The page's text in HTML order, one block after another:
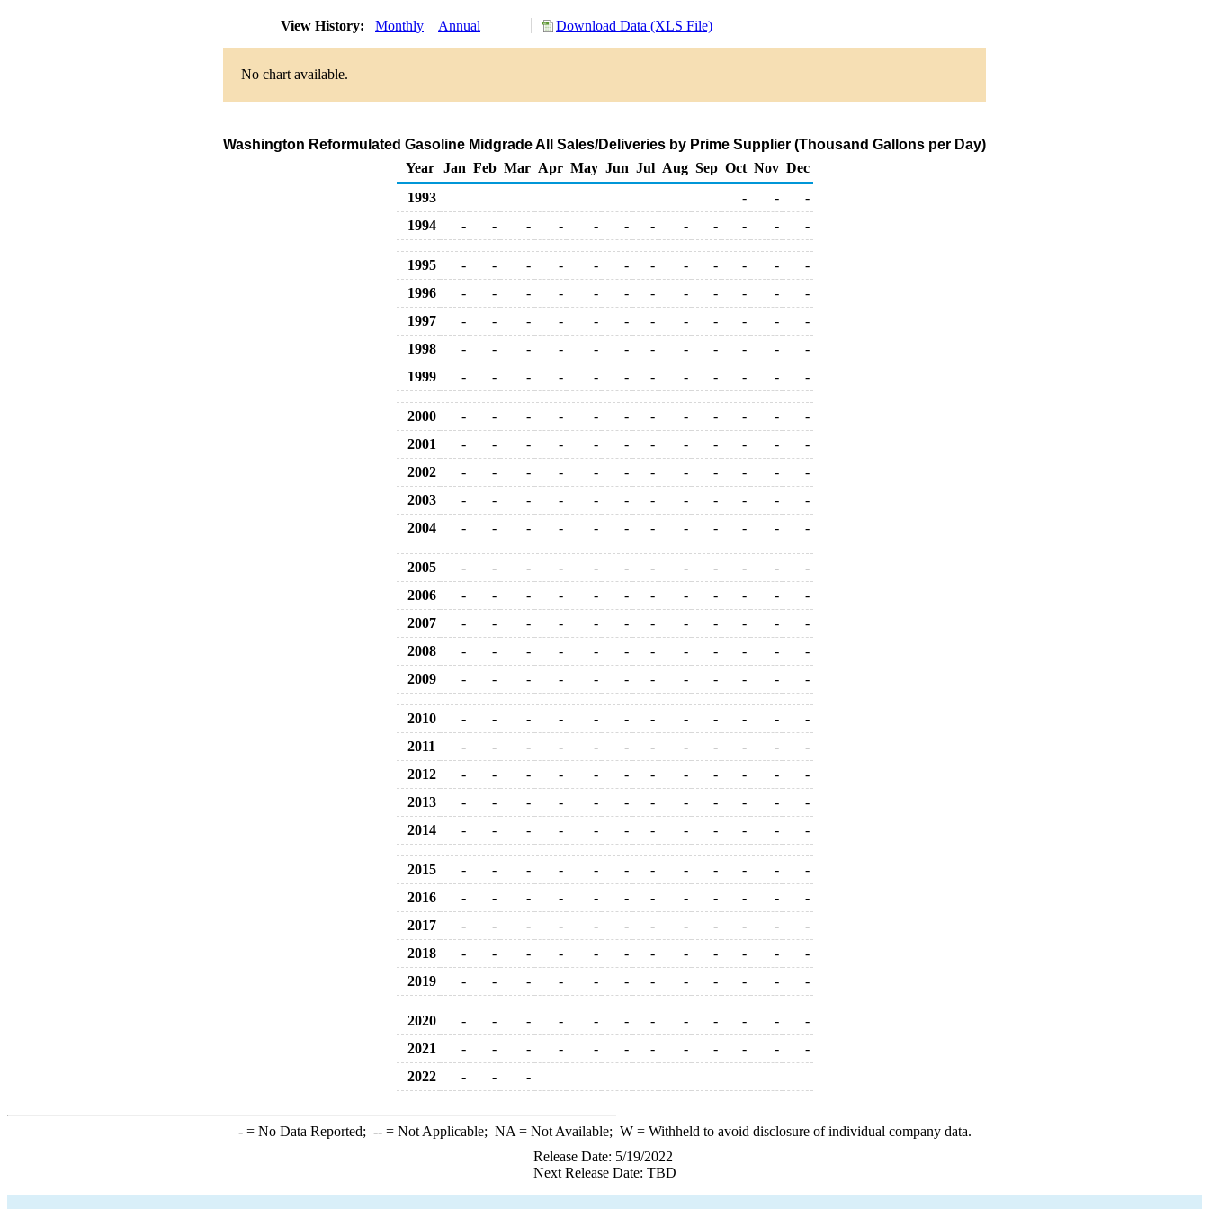
View History: Monthly Annual Download Data (XLS File)
No chart available.
Washington Reformulated Gasoline Midgrade All Sales/Deliveries by Prime Supplier (Thousand Gallons per Day)
Year
Jan Feb Mar Apr May Jun Jul Aug Sep Oct Nov Dec
1993
- -
-
1994
- - - - - - - - - - - -
1995 - - - - - - - - - - -
-
1996
- - - - - - - - - - -
-
1997
- - - - - - - - - - -
-
1998
- - - - - - - - - - -
-
1999
- - - - - - - - - - - -
2000 - - - - - - - - - - -
-
2001
- - - - - - - - - - -
-
2002
- - - - - - - - - - -
-
2003
- - - - - - - - - - -
-
2004
- - - - - - - - - - - -
2005 - - - - - - - - - - -
-
2006
- - - - - - - - - - -
-
2007
- - - - - - - - - - -
-
2008
- - - - - - - - - - -
-
2009
- - - - - - - - - - - -
2010 - - - - - - - - - - -
-
2011
- - - - - - - - - - -
-
2012
- - - - - - - - - - -
-
2013
- - - - - - - - - - -
-
2014
- - - - - - - - - - - -
2015 - - - - - - - - - - -
-
2016
- - - - - - - - - - -
-
2017
- - - - - - - - - - -
-
2018
- - - - - - - - - - -
-
2019
- - - - - - - - - - - -
2020 - - - - - - - - - - -
-
2021
- - - - - - - - - - -
-
2022
- - -
-= No Data Reported; --= Not Applicable; NA = Not Available; W= Withheld to avoid disclosure of individual company data.
Release Date: 5/19/2022
Next Release Date: TBD